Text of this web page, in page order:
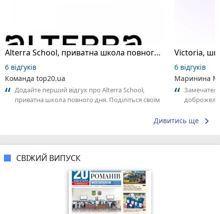
Alterra School, приватна школа повного дня
6 відгуків
Команда top20.ua
Додайте перший відгук про Alterra School,
приватна школа повного дня. Поділіться своїм
6 відгуків
Маринина
Дивитись ще keyboard_arrow_right
СВІЖИЙ ВИПУСК